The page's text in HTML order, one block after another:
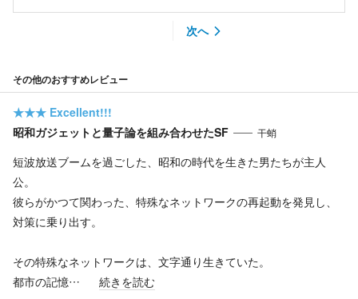
次へ
その他のおすすめレビュー
★★★ Excellent!!!
昭和ガジェットと量子論を組み合わせたSF
干蛸
短波放送ブームを過ごした、昭和の時代を生きた男たちが主人
公。
彼らがかつて関わった、特殊なネットワークの再起動を発見し、
対策に乗り出す。
その特殊なネットワークは、文字通り生きていた。
都市の記憶…
続きを読む